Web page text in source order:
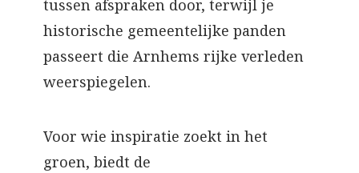
tussen afspraken door, terwijl je
historische gemeentelijke panden
passeert die Arnhems rijke verleden
weerspiegelen.
Voor wie inspiratie zoekt in het
groen, biedt de